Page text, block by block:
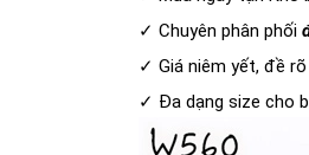
✓ Chuyên phân phối
✓ Giá niêm yết, đề
✓ Đa dạng size cho